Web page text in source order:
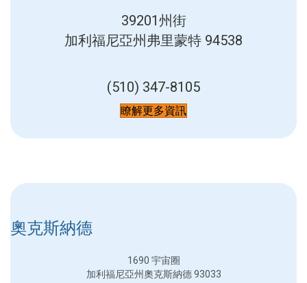
39201州街
加利福尼亞州弗里蒙特 94538
(510) 347-8105
瞭解更多資訊
奧克斯納德
1690 宇宙圈
加利福尼亞州奧克斯納德 93033